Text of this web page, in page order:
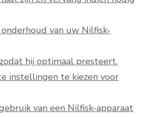
van uw Nilfisk-
hij optimaal presteert.
instellingen te kiezen voor
van een Nilfisk-apparaat